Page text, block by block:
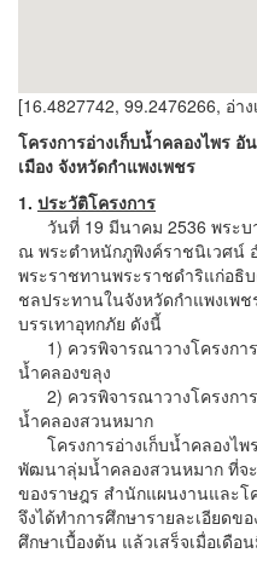
[16.4827742, 99.2476266, อ่า
โครงการอ่างเก็บน้ำคลองไพร อั
เมือง จังหวัดกำแพงเพชร
1. ประวัติโครงการ
วันที่ 19 มีนาคม 2536 พระบา
ณ พระตำหนักภูพิงค์ราชนิเวศน์ อ
พระราชทานพระราชดำริแก่อธิ
ชลประทานในจังหวัดกำแพงเพ
บรรเทาอุทกภัย ดังนี้
1) ควรพิจารณาวางโครงการ
น้ำคลองขลุง
2) ควรพิจารณาวางโครงการ
น้ำคลองสวนหมาก
โครงการอ่างเก็บน้ำคลองไพ
พัฒนาลุ่มน้ำคลองสวนหมาก ที่จ
ของราษฎร สำนักแผนงานและโ
จึงได้ทำการศึกษารายละเอียดข
ศึกษาเบื้องต้น แล้วเสร็จเมื่อเดือ